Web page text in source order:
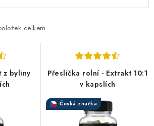
celkem
z byliny
Přeslička rolní - Extrakt 10:1
v kapslích
Česká značka